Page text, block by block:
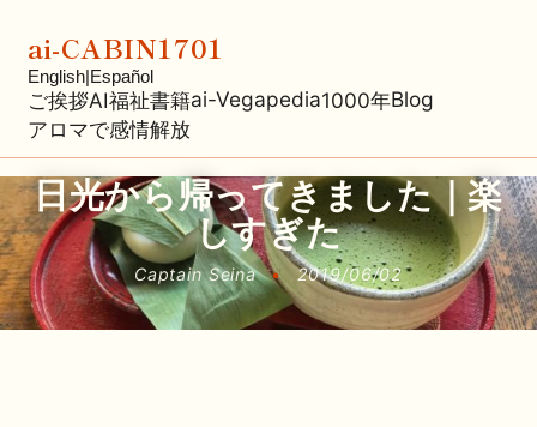
ai-CABIN1701
English|Español
ご挨拶AI福祉書籍ai-Vegapedia1000年Blog
アロマで感情解放
日光から帰ってきました｜楽
しすぎた
Captain Seina • 2019/06/02